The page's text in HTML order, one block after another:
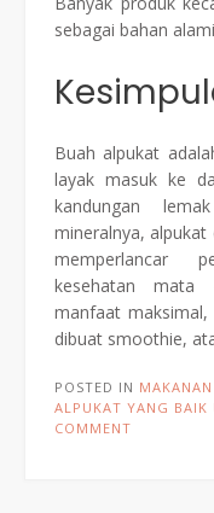
sebagai bahan
Buah alpukat
layak masuk ke
kandungan
mineralnya,
memperlancar
kesehatan mata
manfaat maksimal,
dibuat smoothie,
POSTED IN
ALPUKAT YANG BAIK
COMMENT